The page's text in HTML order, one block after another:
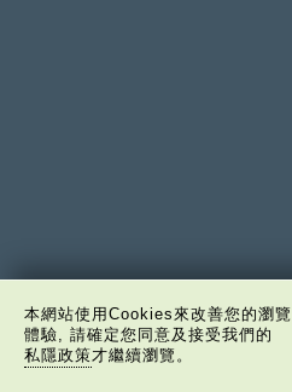
本網站使用Cookies來改善您的瀏覽
體驗, 請確定您同意及接受我們的
私隱政策才繼續瀏覽。